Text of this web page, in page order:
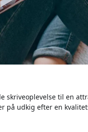
skriveoplevelse til en
på udkig efter en